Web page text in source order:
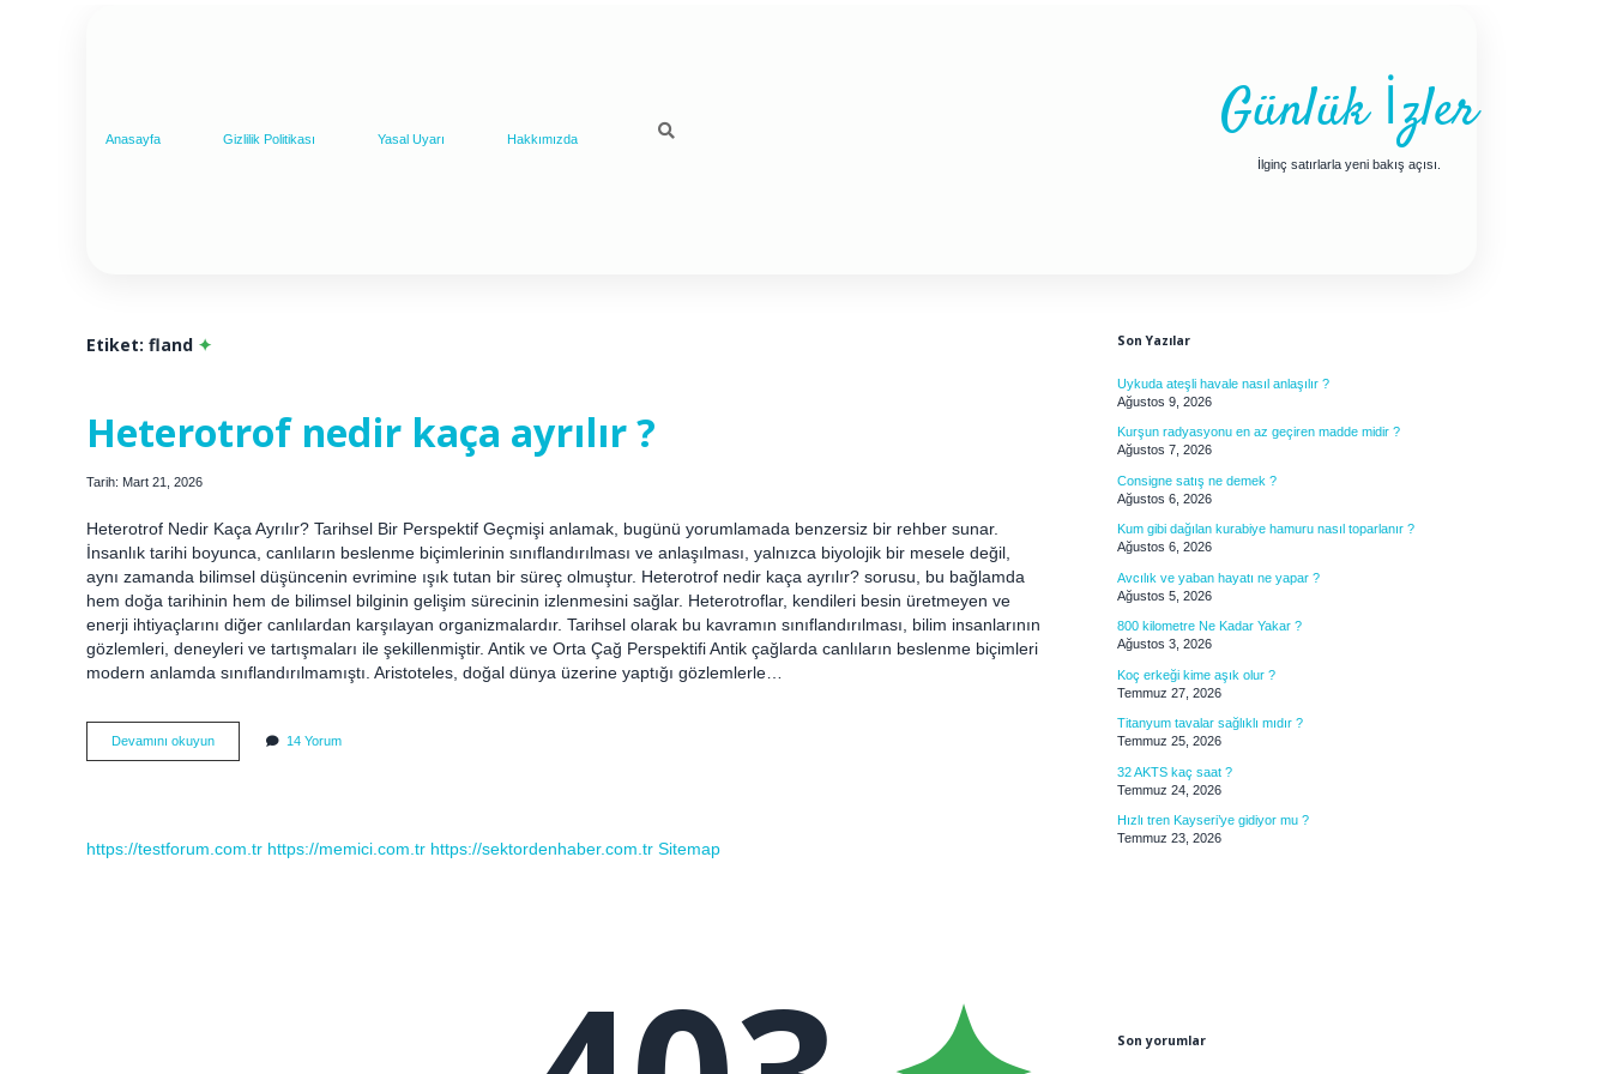
Anasayfa Gizlilik Politikası Yasal Uyarı Hakkımızda Günlük İzler
İlginç satırlarla yeni bakış açısı.
Etiket: fland
Heterotrof nedir kaça ayrılır ?
Tarih: Mart 21, 2026
Heterotrof Nedir Kaça Ayrılır? Tarihsel Bir Perspektif Geçmişi anlamak, bugünü yorumlamada benzersiz bir rehber sunar.
İnsanlık tarihi boyunca, canlıların beslenme biçimlerinin sınıflandırılması ve anlaşılması, yalnızca biyolojik bir mesele değil,
aynı zamanda bilimsel düşüncenin evrimine ışık tutan bir süreç olmuştur. Heterotrof nedir kaça ayrılır? sorusu, bu bağlamda
hem doğa tarihinin hem de bilimsel bilginin gelişim sürecinin izlenmesini sağlar. Heterotroflar, kendileri besin üretmeyen ve
enerji ihtiyaçlarını diğer canlılardan karşılayan organizmalardır. Tarihsel olarak bu kavramın sınıflandırılması, bilim insanlarının
gözlemleri, deneyleri ve tartışmaları ile şekillenmiştir. Antik ve Orta Çağ Perspektifi Antik çağlarda canlıların beslenme biçimleri
modern anlamda sınıflandırılmamıştı. Aristoteles, doğal dünya üzerine yaptığı gözlemlerle…
Devamını okuyunHeterotrof
nedir
14 Yorum
https://testforum.com.tr https://memici.com.tr https://sektordenhaber.com.tr Sitemap
Son Yazılar
Uykuda ateşli havale nasıl anlaşılır ?
Ağustos 9, 2026
Kurşun radyasyonu en az geçiren madde midir ?
Ağustos 7, 2026
Consigne satış ne demek ?
Ağustos 6, 2026
Kum gibi dağılan kurabiye hamuru nasıl toparlanır ?
Ağustos 6, 2026
Avcılık ve yaban hayatı ne yapar ?
Ağustos 5, 2026
800 kilometre Ne Kadar Yakar ?
Ağustos 3, 2026
Koç erkeği kime aşık olur ?
Temmuz 27, 2026
Titanyum tavalar sağlıklı mıdır ?
Temmuz 25, 2026
32 AKTS kaç saat ?
Temmuz 24, 2026
Hızlı tren Kayseri’ye gidiyor mu ?
Temmuz 23, 2026
Son yorumlar